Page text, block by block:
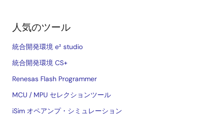
人気のツール
統合開発環境 e² studio
統合開発環境 CS+
Renesas Flash Programmer
MCU / MPU セレクションツール
iSim オペアンプ・シミュレーション